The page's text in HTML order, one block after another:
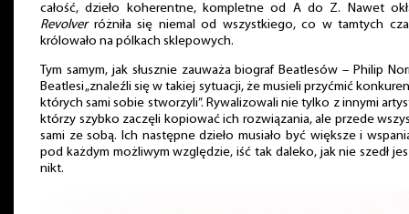
całość, dzieło koherentne, kompletne od A do Z. Nawet
Revolverróżniła się niemal od wszystkiego, co w tamtych
królowało na pólkach sklepowych.
Tym samym, jak słusznie zauważa biograf Beatlesów – Philip
Beatlesi „znaleźli się w takiej sytuacji, że musieli przyćmić
których sami sobie stworzyli”. Rywalizowali nie tylko z innymi
którzy szybko zaczęli kopiować ich rozwiązania, ale przede
sami ze sobą. Ich następne dzieło musiało być większe i
pod każdym możliwym względzie, iść tak daleko, jak nie szedł
nikt.